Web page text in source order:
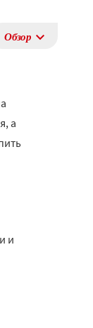
Обзор
а
и